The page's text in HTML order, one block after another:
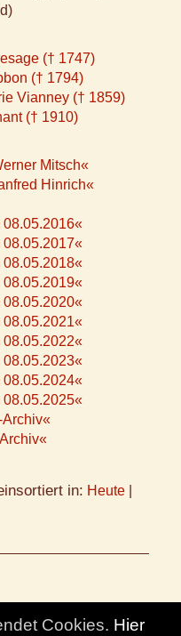
(† 1747)
(† 1794)
Vianney († 1859)
(† 1910)
Mitsch«
Hinrich«
in: Heute
Cookies. Hier